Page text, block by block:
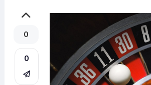
0
0